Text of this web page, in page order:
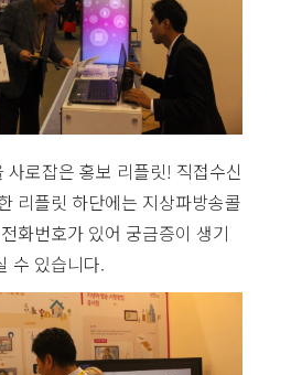
사로잡은 홍보 리플릿! 직접수신
리플릿 하단에는 지상파방송콜
화번호가 있어 궁금증이 생기
수 있습니다.